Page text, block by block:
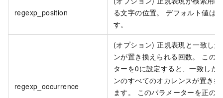
regexp_position
る文字の位置。 デフォルト値は
す。
regexp_occurrence
(オプション) 正規表現と一致し
ンが置き換えられる回数。 この
ターを0に設定すると、一致した
ンのすべてのオカレンスが置き
ます。 このパラメーターを正の